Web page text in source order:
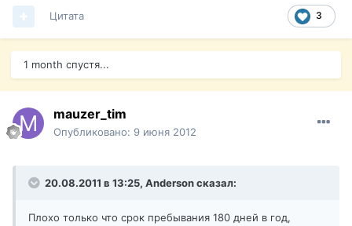
3
Цитата
1 month спустя...
mauzer_tim
Опубликовано: 9 июня 2012
20.08.2011 в 13:25, Anderson сказал:
Плохо только что срок пребывания 180 дней в год,